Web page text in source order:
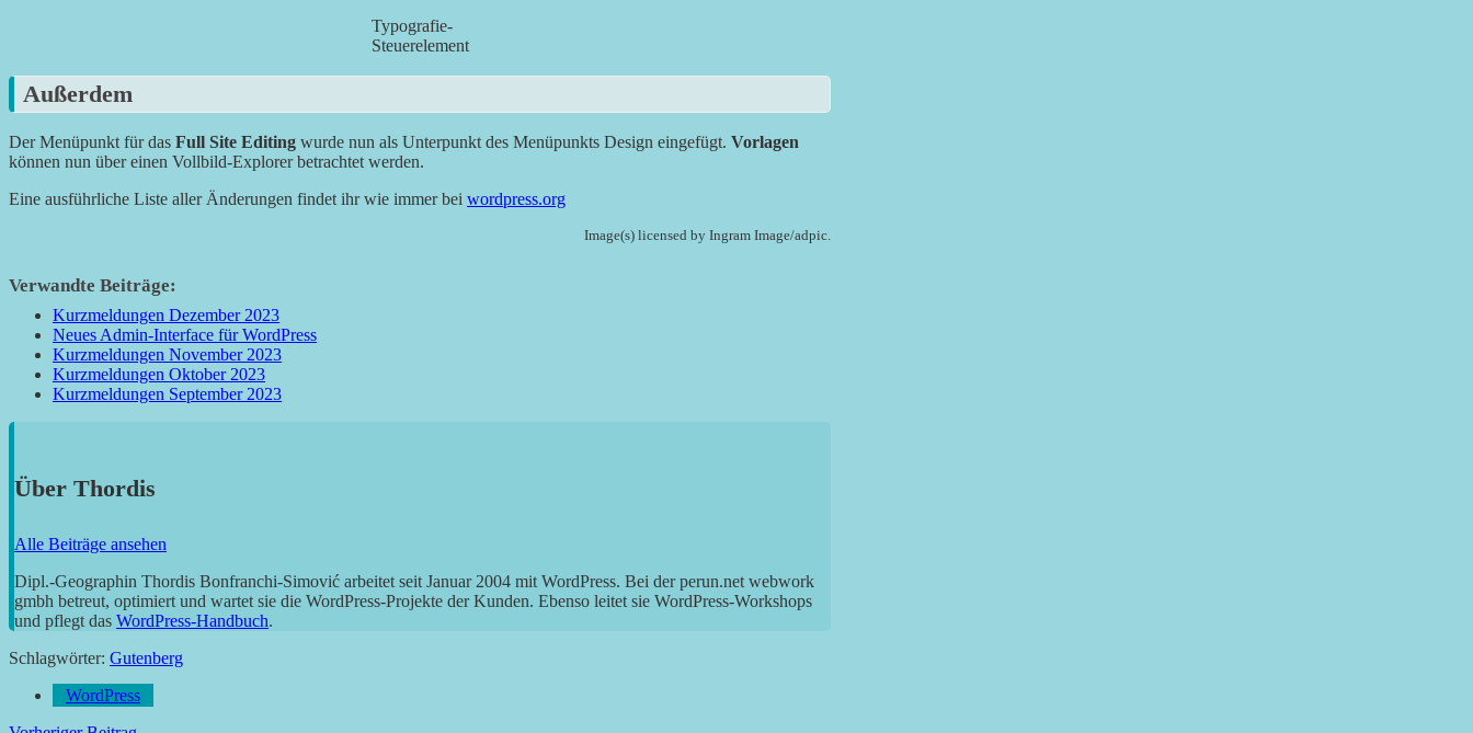
Typografie-
Steuerelement
Außerdem
Der Menüpunkt für das Full Site Editing wurde nun als Unterpunkt des Menüpunkts Design eingefügt. Vorlagen
können nun über einen Vollbild-Explorer betrachtet werden.
Eine ausführliche Liste aller Änderungen findet ihr wie immer bei wordpress.org
Image(s) licensed by Ingram Image/adpic.
Verwandte Beiträge:
Kurzmeldungen Dezember 2023
Neues Admin-Interface für WordPress
Kurzmeldungen November 2023
Kurzmeldungen Oktober 2023
Kurzmeldungen September 2023
Über Thordis
Alle Beiträge ansehen
Dipl.-Geographin Thordis Bonfranchi-Simović arbeitet seit Januar 2004 mit WordPress. Bei der perun.net webwork
gmbh betreut, optimiert und wartet sie die WordPress-Projekte der Kunden. Ebenso leitet sie WordPress-Workshops
und pflegt das WordPress-Handbuch.
Schlagwörter: Gutenberg
WordPress